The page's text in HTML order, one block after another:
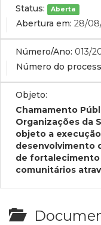
Status: Aberta
Abertura em: 28/
Número/Ano: 013/
Número do
Objeto:
Chamamento
Organizações da
objeto a
desenvolvimento
de fortalecimento
comunitários